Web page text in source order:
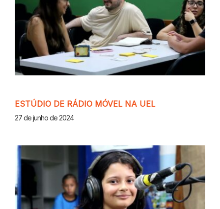
ESTÚDIO DE RÁDIO MÓVEL NA UEL
27 de junho de 2024